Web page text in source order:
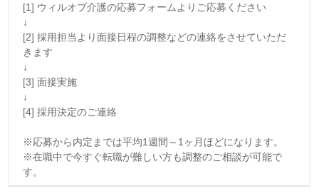
[1] ウィルオブ介護の応募フォームよりご応募ください
↓
[2] 採用担当より面接日程の調整などの連絡をさせていただ
きます
↓
[3] 面接実施
↓
[4] 採用決定のご連絡
※応募から内定までは平均1週間～1ヶ月ほどになります。
※在職中で今すぐ転職が難しい方も調整のご相談が可能で
す。